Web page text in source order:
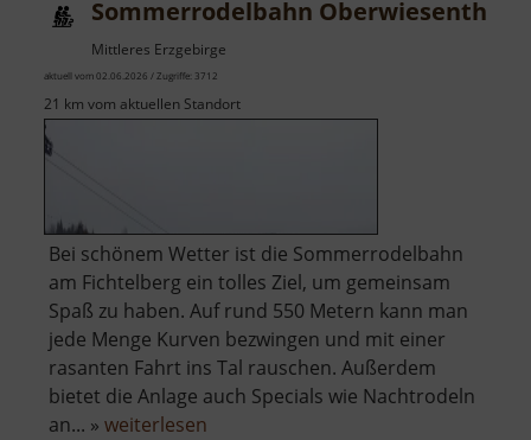
Sommerrodelbahn Oberwiesenthal
Mittleres Erzgebirge
aktuell vom 02.06.2026 / Zugriffe: 3712
21 km vom aktuellen Standort
Bei schönem Wetter ist die Sommerrodelbahn
am Fichtelberg ein tolles Ziel, um gemeinsam
Spaß zu haben. Auf rund 550 Metern kann man
jede Menge Kurven bezwingen und mit einer
rasanten Fahrt ins Tal rauschen. Außerdem
bietet die Anlage auch Specials wie Nachtrodeln
an... » weiterlesen